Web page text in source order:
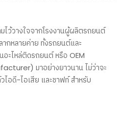
ไว้วางใจจากโรงงานผู้ผลิตรถยนต์
กหลายค่าย ทั้งรถยนต์และ
ะไหล่ติดรถยนต์ หรือ OEM
มาอย่างยาวนาน ไม่ว่าจะ
อดี-ไอเสีย และชาฟท์ สำหรับ